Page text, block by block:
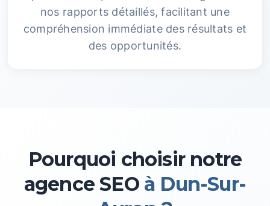
nos rapports détaillés, facilitant une
compréhension immédiate des résultats et
des opportunités.
Pourquoi choisir notre
agence SEO à Dun-Sur-